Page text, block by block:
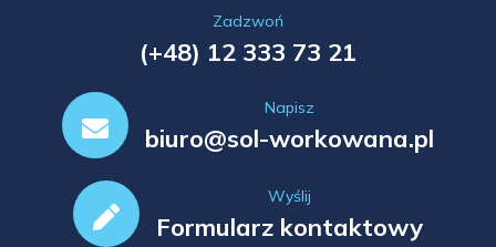
Zadzwoń
(+48) 12 333 73 21
Napisz
biuro@sol-workowana.pl
Wyślij
Formularz kontaktowy